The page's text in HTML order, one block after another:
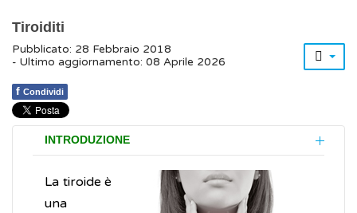
Tiroiditi
Pubblicato: 28 Febbraio 2018
- Ultimo aggiornamento: 08 Aprile 2026
f Condividi
INTRODUZIONE
La tiroide è
una